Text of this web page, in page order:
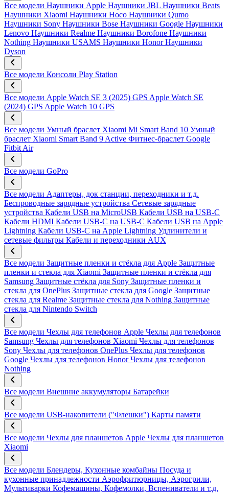
Все модели Наушники Apple Наушники JBL Наушники Beats
Наушники Xiaomi Наушники Hoco Наушники Qumo
Наушники Sony Наушники Bose Наушники Google Наушники
Lenovo Наушники Realme Наушники Borofone Наушники
Nothing Наушники USAMS Наушники Honor Наушники
Dyson
Все модели Консоли Play Station
Все модели Apple Watch SE 3 (2025) GPS Apple Watch SE
(2024) GPS Apple Watch 10 GPS
Все модели Умный браслет Xiaomi Mi Smart Band 10 Умный
браслет Xiaomi Smart Band 9 Active Фитнес-браслет Google
Fitbit Air
Все модели GoPro
Все модели Адаптеры, док станции, переходники и т.д.
Беспроводные зарядные устройства Сетевые зарядные
устройства Кабели USB на MicroUSB Кабели USB на USB-C
Кабели HDMI Кабели USB-C на USB-C Кабели USB на Apple
Lightning Кабели USB-C на Apple Lightning Удлинители и
сетевые фильтры Кабели и переходники AUX
Все модели Защитные пленки и стёкла для Apple Защитные
пленки и стекла для Xiaomi Защитные пленки и стёкла для
Samsung Защитные стёкла для Sony Защитные пленки и
стекла для OnePlus Защитные стекла для Google Защитные
стекла для Realme Защитные стекла для Nothing Защитные
стекла для Nintendo Switch
Все модели Чехлы для телефонов Apple Чехлы для телефонов
Samsung Чехлы для телефонов Xiaomi Чехлы для телефонов
Sony Чехлы для телефонов OnePlus Чехлы для телефонов
Google Чехлы для телефонов Honor Чехлы для телефонов
Nothing
Все модели Внешние аккумуляторы Батарейки
Все модели USB-накопители ("Флешки") Карты памяти
Все модели Чехлы для планшетов Apple Чехлы для планшетов
Xiaomi
Все модели Блендеры, Кухонные комбайны Посуда и
кухонные принадлежности Аэрофритюрницы, Аэрогрили,
Мультиварки Кофемашины, Кофемолки, Вспениватели и т.д.